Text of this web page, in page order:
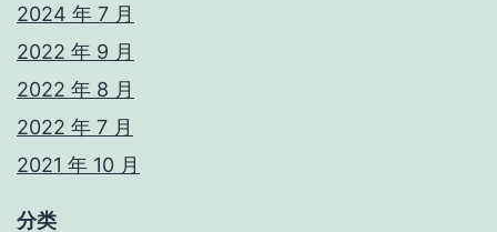
2024 年 7 月
2022 年 9 月
2022 年 8 月
2022 年 7 月
2021 年 10 月
分类